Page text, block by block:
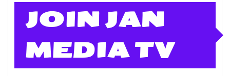
JOIN JAN
MEDIA TV